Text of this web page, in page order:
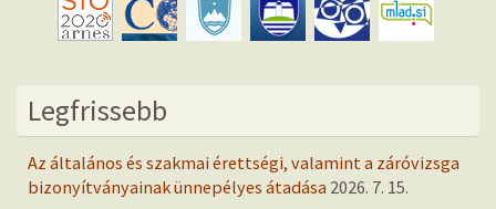
Legfrissebb
Az általános és szakmai érettségi, valamint a záróvizsga
bizonyítványainak ünnepélyes átadása 2026. 7. 15.